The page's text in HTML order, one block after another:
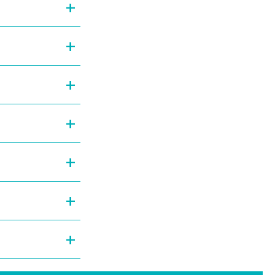
+
+
+
+
+
+
+